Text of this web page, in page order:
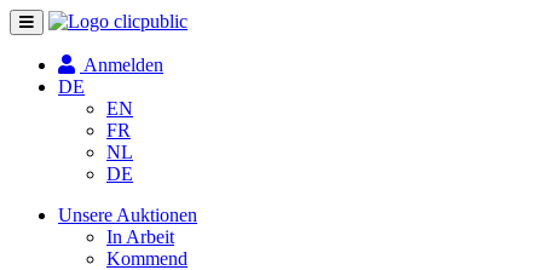
Navigation
umschalten
Anmelden
DE
EN
FR
NL
DE
Unsere Auktionen
In Arbeit
Kommend